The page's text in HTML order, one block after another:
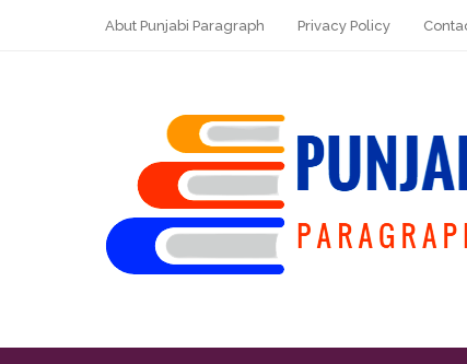
Abut Punjabi Paragraph Privacy Policy